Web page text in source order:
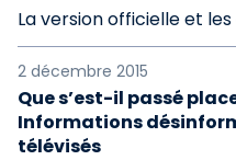
La version officielle et
2 décembre 2015
Que s’est-il passé
Informations
télévisés